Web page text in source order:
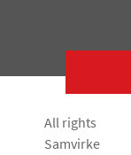
All rights
Samvirke